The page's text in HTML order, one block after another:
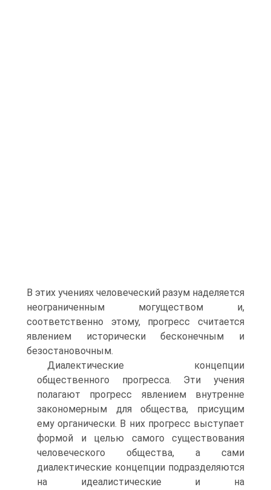
В этих учениях человеческий разум наделяется
неограниченным могуществом и,
соответственно этому, прогресс считается
явлением исторически бесконечным и
безостановочным.
Диалектические концепции
общественного прогресса. Эти учения
полагают прогресс явлением внутренне
закономерным для общества, присущим
ему органически. В них прогресс выступает
формой и целью самого существования
человеческого общества, а сами
диалектические концепции подразделяются
на идеалистические и на